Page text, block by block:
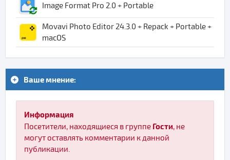
Image Format Pro 2.0 + Portable
Movavi Photo Editor 24.3.0 + Repack + Portable +
macOS
Ваше мнение:
Информация
Посетители, находящиеся в группе Гости, не
могут оставлять комментарии к данной
публикации.